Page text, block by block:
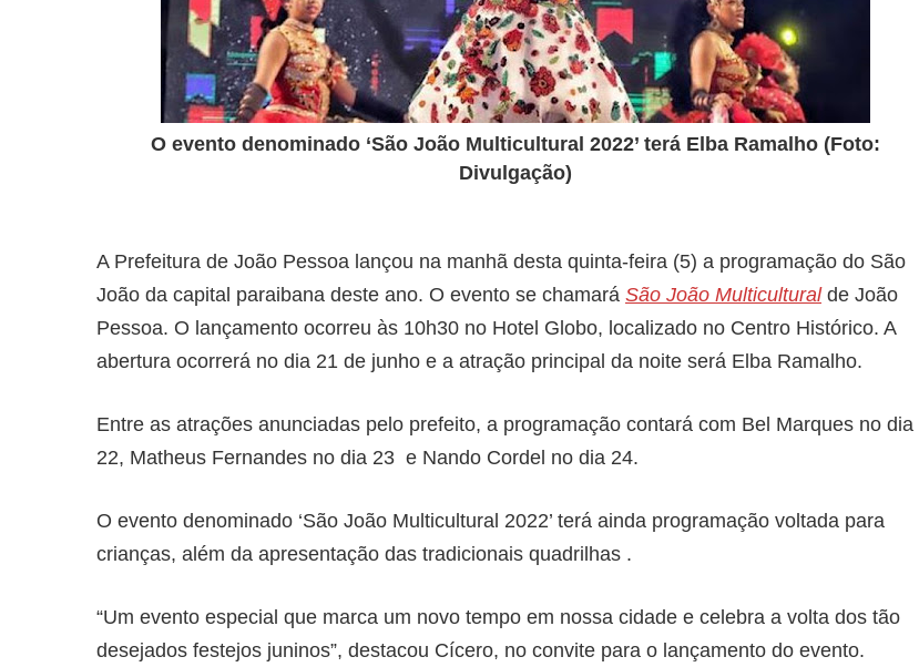
O evento denominado ‘São João Multicultural 2022’ terá Elba Ramalho (Foto:
Divulgação)
A Prefeitura de João Pessoa lançou na manhã desta quinta-feira (5) a programação do São
João da capital paraibana deste ano. O evento se chamará São João Multiculturalde João
Pessoa. O lançamento ocorreu às 10h30 no Hotel Globo, localizado no Centro Histórico. A
abertura ocorrerá no dia 21 de junho e a atração principal da noite será Elba Ramalho.
Entre as atrações anunciadas pelo prefeito, a programação contará com Bel Marques no dia
22, Matheus Fernandes no dia 23 e Nando Cordel no dia 24.
O evento denominado ‘São João Multicultural 2022’ terá ainda programação voltada para
crianças, além da apresentação das tradicionais quadrilhas .
“Um evento especial que marca um novo tempo em nossa cidade e celebra a volta dos tão
desejados festejos juninos”, destacou Cícero, no convite para o lançamento do evento.